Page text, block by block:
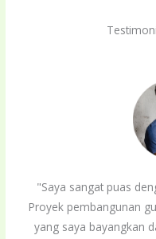
"Saya sangat puas
Proyek pembangunan
yang saya bayangkan